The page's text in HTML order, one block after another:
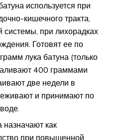
используется при
кишечного тракта,
системы, при лихорадках
Готовят ее по
лука батуна (только
400 граммами
две недели в
и принимают по
назначают как
при повышенной